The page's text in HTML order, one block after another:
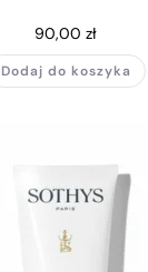
90,00 zł
Dodaj do koszyka